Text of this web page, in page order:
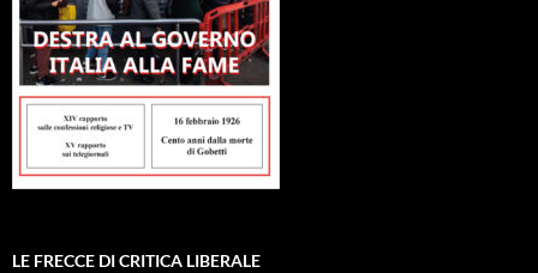
LE FRECCE DI CRITICA LIBERALE